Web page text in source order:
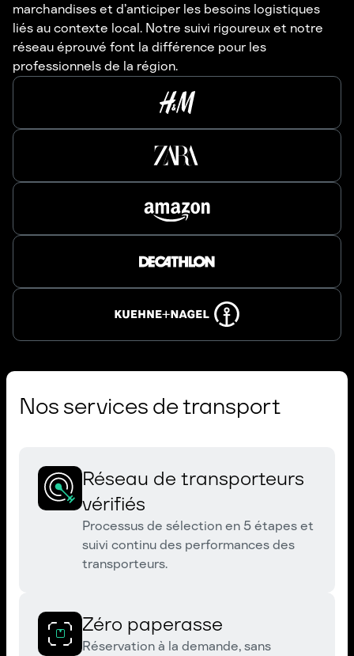
marchandises et d’anticiper les besoins logistiques
liés au contexte local. Notre suivi rigoureux et notre
réseau éprouvé font la différence pour les
professionnels de la région.
Nos services de transport
Réseau de transporteurs
vérifiés
Processus de sélection en 5 étapes et
suivi continu des performances des
transporteurs.
Zéro paperasse
Réservation à la demande, sans